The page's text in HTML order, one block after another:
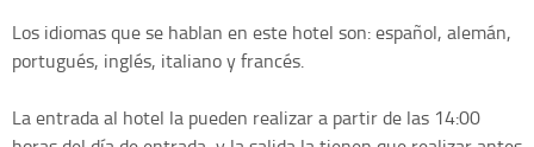
Los idiomas que se hablan en este hotel son: español, alemán,
portugués, inglés, italiano y francés.
La entrada al hotel la pueden realizar a partir de las 14:00